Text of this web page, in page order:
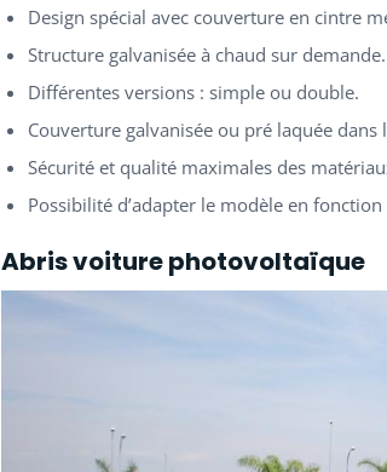
Design spécial avec couverture en cintre
Structure galvanisée à chaud sur demande.
Différentes versions : simple ou double.
Couverture galvanisée ou pré laquée
Sécurité et qualité maximales des
Possibilité d’adapter le modèle en fonction
Abris voiture photovoltaïque